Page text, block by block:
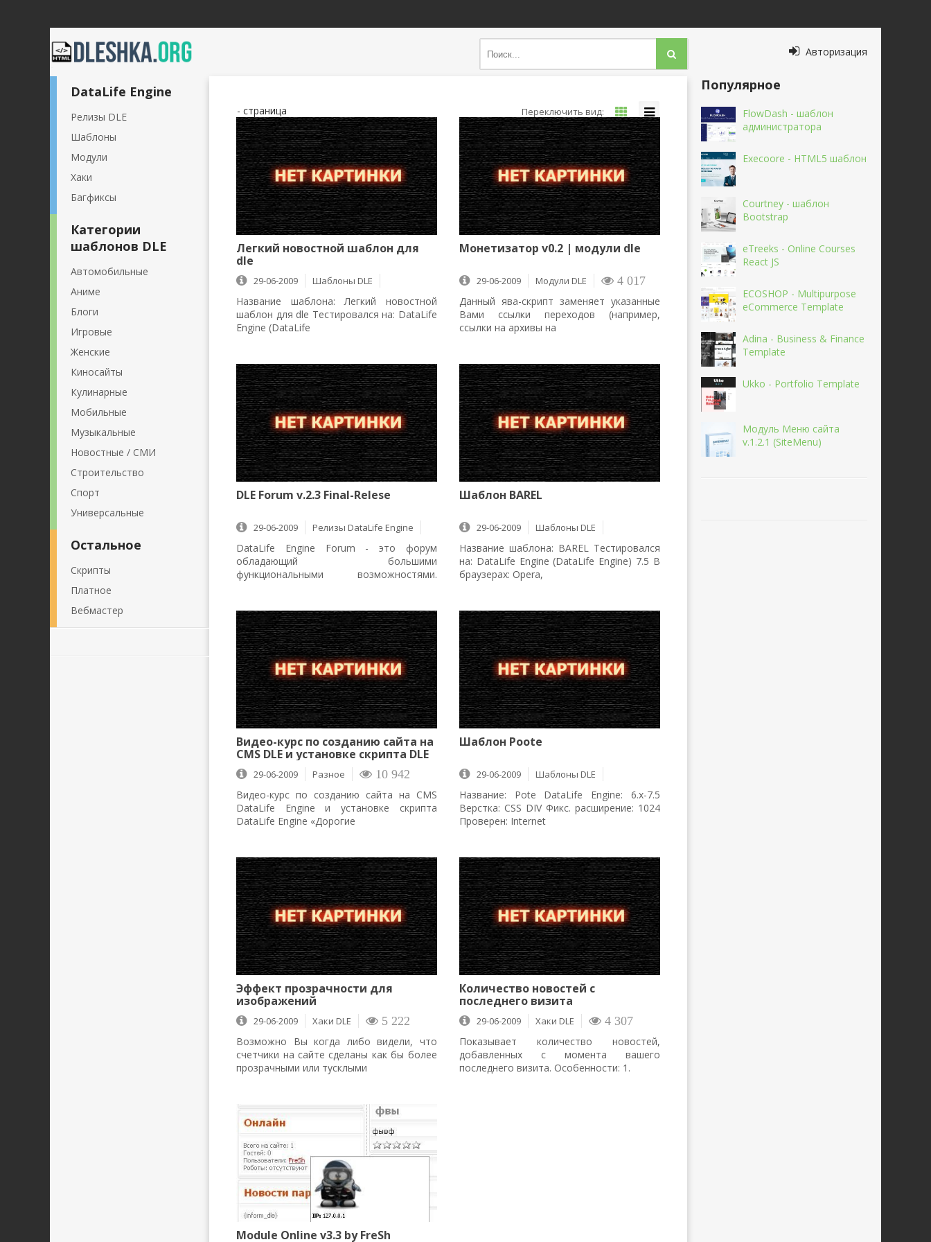
Авторизация
- страница
Легкий новостной шаблон для
dle
29-06-2009
Шаблоны DLE
Название шаблона: Легкий новостной
шаблон для dle Тестировался на: DataLife
Engine (DataLife
Монетизатор v0.2 | модули dle
29-06-2009 Mодули DLE 4 017
Данный ява-скрипт заменяет указанные
Вами ссылки переходов (например,
ссылки на архивы на
DLE Forum v.2.3 Final-Relese
29-06-2009
Релизы DataLife Engine
8 889
DataLife Engine Forum - это форум
обладающий большими
функциональными возможностями.
Шаблон BAREL
29-06-2009
Шаблоны DLE
Название шаблона: BAREL Тестировался
на: DataLife Engine (DataLife Engine) 7.5 В
браузерах: Opera,
Видео-курс по созданию сайта на
CMS DLE и установке скрипта DLE
29-06-2009 Разное 10 942
Видео-курс по созданию сайта на CMS
DataLife Engine и установке скрипта
DataLife Engine «Дорогие
Шаблон Poote
29-06-2009
Шаблоны DLE
Название: Pote DataLife Engine: 6.x-7.5
Верстка: CSS DIV Фикс. расширение: 1024
Проверен: Internet
Эффект прозрачности для
изображений
29-06-2009 Хаки DLE 5 222
Возможно Вы когда либо видели, что
счетчики на сайте сделаны как бы более
прозрачными или тусклыми
Количество новостей с
последнего визита
29-06-2009 Хаки DLE 4 307
Показывает количество новостей,
добавленных с момента вашего
последнего визита. Особенности: 1.
Module Online v3.3 by FreSh
DataLife Engine
Релизы DLE
Шаблоны
Модули
Хаки
Багфиксы
Категории
шаблонов DLE
Автомобильные
Аниме
Блоги
Игровые
Женские
Киносайты
Кулинарные
Мобильные
Музыкальные
Новостные / СМИ
Строительство
Спорт
Универсальные
Остальное
Скрипты
Платное
Вебмастер
Популярное
FlowDash - шаблон
администратора
Execoore - HTML5 шаблон
Courtney - шаблон
Bootstrap
eTreeks - Online Courses
React JS
ECOSHOP - Multipurpose
eCommerce Template
Adina - Business & Finance
Template
Ukko - Portfolio Template
Модуль Меню сайта
v.1.2.1 (SiteMenu)